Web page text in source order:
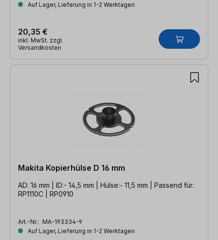
Auf Lager, Lieferung in 1-2 Werktagen
20,35 €
inkl. MwSt. zzgl.
Versandkosten
Makita Kopierhülse D 16 mm
AD: 16 mm | ID:- 14,5 mm | Hülse:- 11,5 mm | Passend für:
RP1110C | RP0910
Art.-Nr.: MA-193334-9
Auf Lager, Lieferung in 1-2 Werktagen